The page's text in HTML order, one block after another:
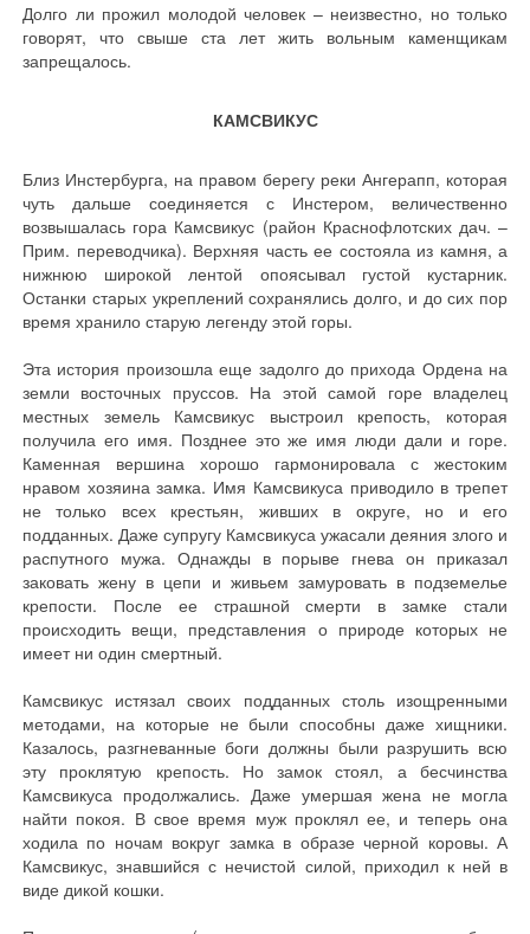
Долго ли прожил молодой человек – неизвестно, но только
говорят, что свыше ста лет жить вольным каменщикам
запрещалось.
КАМСВИКУС
Близ Инстербурга, на правом берегу реки Ангерапп, которая
чуть дальше соединяется с Инстером, величественно
возвышалась гора Камсвикус (район Краснофлотских дач. –
Прим. переводчика). Верхняя часть ее состояла из камня, а
нижнюю широкой лентой опоясывал густой кустарник.
Останки старых укреплений сохранялись долго, и до сих пор
время хранило старую легенду этой горы.
Эта история произошла еще задолго до прихода Ордена на
земли восточных пруссов. На этой самой горе владелец
местных земель Камсвикус выстроил крепость, которая
получила его имя. Позднее это же имя люди дали и горе.
Каменная вершина хорошо гармонировала с жестоким
нравом хозяина замка. Имя Камсвикуса приводило в трепет
не только всех крестьян, живших в округе, но и его
подданных. Даже супругу Камсвикуса ужасали деяния злого и
распутного мужа. Однажды в порыве гнева он приказал
заковать жену в цепи и живьем замуровать в подземелье
крепости. После ее страшной смерти в замке стали
происходить вещи, представления о природе которых не
имеет ни один смертный.
Камсвикус истязал своих подданных столь изощренными
методами, на которые не были способны даже хищники.
Казалось, разгневанные боги должны были разрушить всю
эту проклятую крепость. Но замок стоял, а бесчинства
Камсвикуса продолжались. Даже умершая жена не могла
найти покоя. В свое время муж проклял ее, и теперь она
ходила по ночам вокруг замка в образе черной коровы. А
Камсвикус, знавшийся с нечистой силой, приходил к ней в
виде дикой кошки.